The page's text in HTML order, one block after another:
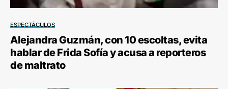
ESPECTÁCULOS
Alejandra Guzmán, con 10 escoltas, evita
hablar de Frida Sofía y acusa a reporteros
de maltrato